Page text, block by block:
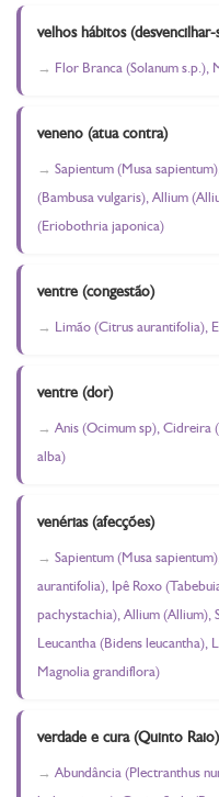
velhos hábitos (desvencilhar-
Flor Branca (Solanum s.p.),
veneno (atua contra)
Sapientum (Musa
(Bambusa vulgaris), Allium
(Eriobothria japonica)
ventre (congestão)
Limão (Citrus aurantifolia),
ventre (dor)
Anis (Ocimum sp), Cidreira
alba)
venérias (afecções)
Sapientum (Musa
aurantifolia), Ipê Roxo
pachystachia), Allium (Allium),
Leucantha (Bidens leucantha),
Magnolia grandiflora)
verdade e cura (Quinto Raio)
Abundância (Plectranthus